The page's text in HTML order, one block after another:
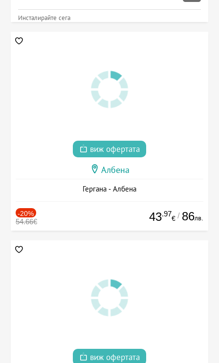
Инсталирайте сега
виж офертата
Албена
Гергана - Албена
-20%
54.66€ 43.97
€ / 86лв.
виж офертата